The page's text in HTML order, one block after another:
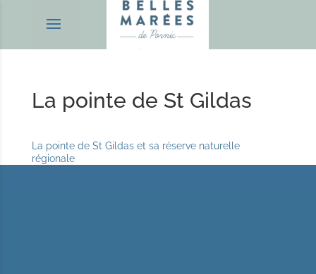
La pointe de St Gildas
La pointe de St Gildas et sa réserve naturelle
régionale